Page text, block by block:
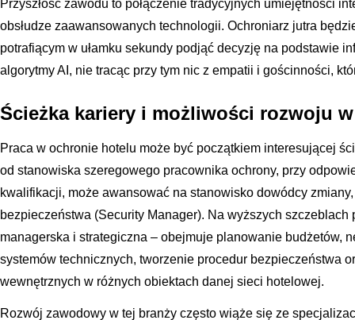
Przyszłość zawodu to połączenie tradycyjnych umiejętności
obsłudze zaawansowanych technologii. Ochroniarz jutra
potrafiącym w ułamku sekundy podjąć decyzję na podstawie
algorytmy AI, nie tracąc przy tym nic z empatii i gościnności,
Ścieżka kariery i możliwości rozwoju
Praca w ochronie hotelu może być początkiem interesującej
od stanowiska szeregowego pracownika ochrony, przy
kwalifikacji, może awansować na stanowisko dowódcy
bezpieczeństwa (Security Manager). Na wyższych szczeblach
managerska i strategiczna – obejmuje planowanie budżetów,
systemów technicznych, tworzenie procedur bezpieczeństwa
wewnętrznych w różnych obiektach danej sieci hotelowej.
Rozwój zawodowy w tej branży często wiąże się ze